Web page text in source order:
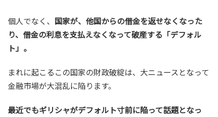
個人でなく、 国家が、他国からの借金を返せなくなった
り、借金の利息を支払えなくなって破産する「デフォル
ト」。
まれに起こるこの国家の財政破綻は、大ニュースとなって
金融市場が大混乱に陥ります。
最近でもギリシャがデフォルト寸前に陥って話題となっ